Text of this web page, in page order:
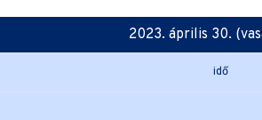
2023. április 30.
idő